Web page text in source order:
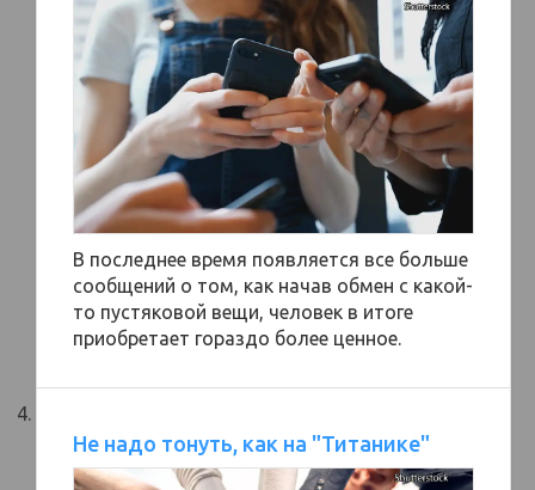
В последнее время появляется все больше
сообщений о том, как начав обмен с какой-
то пустяковой вещи, человек в итоге
приобретает гораздо более ценное.
Не надо тонуть, как на "Титанике"